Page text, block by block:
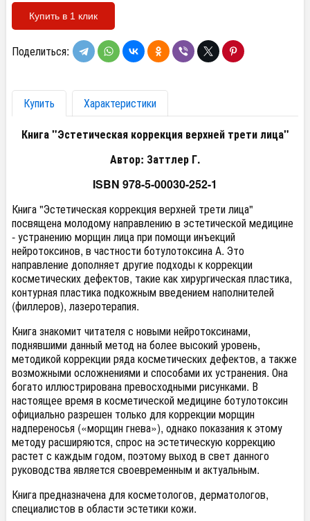
Купить в 1 клик
Поделиться:
Купить
Характеристики
Книга "Эстетическая коррекция верхней трети лица"
Автор: Заттлер Г.
ISBN 978-5-00030-252-1
Книга "Эстетическая коррекция верхней трети лица"
посвящена молодому направлению в эстетической медицине
- устранению морщин лица при помощи инъекций
нейротоксинов, в частности ботулотоксина А. Это
направление дополняет другие подходы к коррекции
косметических дефектов, такие как хирургическая пластика,
контурная пластика подкожным введением наполнителей
(филлеров), лазеротерапия.
Книга знакомит читателя с новыми нейротоксинами,
поднявшими данный метод на более высокий уровень,
методикой коррекции ряда косметических дефектов, а также
возможными осложнениями и способами их устранения. Она
богато иллюстрирована превосходными рисунками. В
настоящее время в косметической медицине ботулотоксин
официально разрешен только для коррекции морщин
надпереносья («морщин гнева»), однако показания к этому
методу расширяются, спрос на эстетическую коррекцию
растет с каждым годом, поэтому выход в свет данного
руководства является своевременным и актуальным.
Книга предназначена для косметологов, дерматологов,
специалистов в области эстетики кожи.